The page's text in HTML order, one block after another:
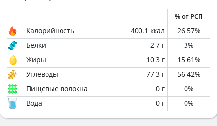
% от РСП
Калорийность 400.1 ккал 26.57%
Белки
2.7 г 3%
Жиры
10.3 г 15.61%
Углеводы
77.3 г 56.42%
Пищевые волокна
0 г 0%
Вода
0 г 0%